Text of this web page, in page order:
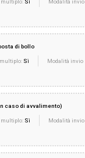
multiplo: Sì
Modalità
di bollo
Sì
Modalità invio
caso di avvalimento)
multiplo: Sì
Modalità